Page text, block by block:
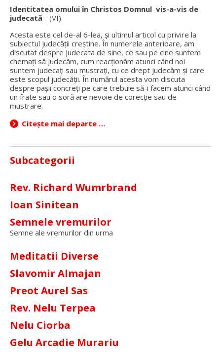
Identitatea omului în Christos Domnul vis-a-vis de
judecată - (VI)
Acesta este cel de-al 6-lea, și ultimul articol cu privire la
subiectul judecății creștine. În numerele anterioare, am
discutat despre judecata de sine, ce sau pe cine suntem
chemați să judecăm, cum reacționăm atunci când noi
suntem judecați sau mustrați, cu ce drept judecăm și care
este scopul judecății. În numărul acesta vom discuta
despre pașii concreți pe care trebuie să-i facem atunci când
un frate sau o soră are nevoie de corecție sau de
mustrare.
Citește mai departe …
Subcategorii
Rev. Richard Wumrbrand
Ioan Sinitean
Semnele vremurilor
Semne ale vremurilor din urma
Meditatii Diverse
Slavomir Almajan
Preot Aurel Sas
Rev. Nelu Terpea
Nelu Ciorba
Gelu Arcadie Murariu